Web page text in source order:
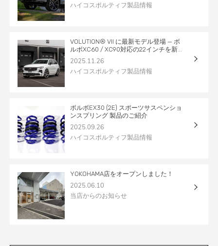
ハイコスポルティフ製品情報
VOLUTION® VII に最新モデル登場 — ボ
ルボXC60 / XC90対応の22インチを新...
2025.11.26
ハイコスポルティフ製品情報
ボルボEX30 (2E) スポーツサスペンショ
ンスプリング 製品のご紹介
2025.09.26
ハイコスポルティフ製品情報
YOKOHAMA店をオープンしました！
2025.06.10
当店からのお知らせ